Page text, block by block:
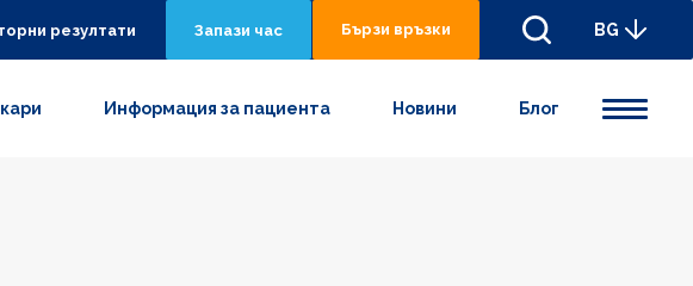
резултати Запази час Бързи връзки BG
Информация за пациента Новини Блог